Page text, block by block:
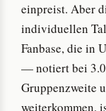
einpreist. Aber
individuellen
Fanbase, die in
— notiert bei
Gruppenzweite
weiterkommen,